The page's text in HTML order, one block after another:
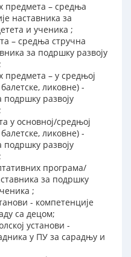
предмета – средња
наставника за
и ученика ;
– средња стручна
за подршку развоју
предмета – у средњој
ликовне) -
подршку развоју
у основној/средњој
ликовне) -
подршку развоју
програма/
за подршку
;
- компетенције
са децом;
установи -
у ПУ за сарадњу и